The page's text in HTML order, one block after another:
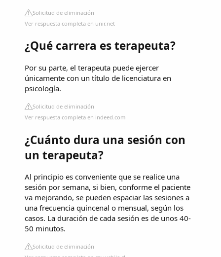
Solicitud de eliminación
Ver respuesta completa en unir.net
¿Qué carrera es terapeuta?
Por su parte, el terapeuta puede ejercer
únicamente con un título de licenciatura en
psicología.
Solicitud de eliminación
Ver respuesta completa en indeed.com
¿Cuánto dura una sesión con
un terapeuta?
Al principio es conveniente que se realice una
sesión por semana, si bien, conforme el paciente
va mejorando, se pueden espaciar las sesiones a
una frecuencia quincenal o mensual, según los
casos. La duración de cada sesión es de unos 40-
50 minutos.
Solicitud de eliminación